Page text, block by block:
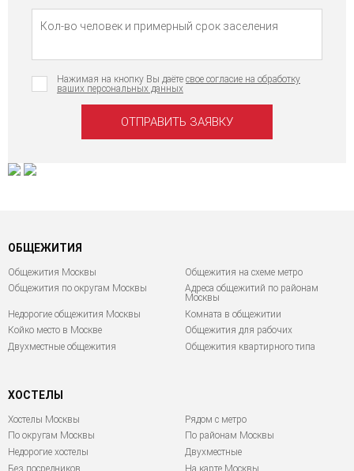
Нажимая на кнопку Вы даёте свое согласие на обработку
ваших персональных данных
ОБЩЕЖИТИЯ
Общежития Москвы
Общежития на схеме метро
Общежития по округам Москвы
Адреса общежитий по районам
Москвы
Недорогие общежития Москвы
Комната в общежитии
Койко место в Москве
Общежития для рабочих
Двухместные общежития
Общежития квартирного типа
ХОСТЕЛЫ
Хостелы Москвы
По округам Москвы
Недорогие хостелы
Без посредников
Рядом с метро
По районам Москвы
Двухместные
На карте Москвы